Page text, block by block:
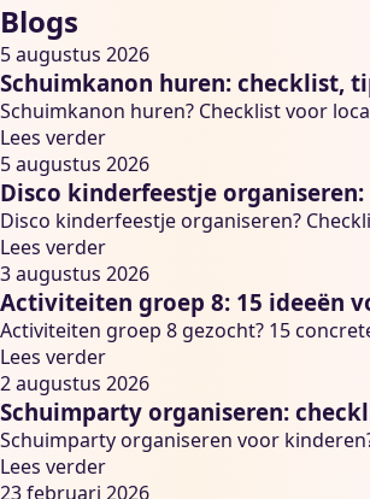
Blogs
5 augustus 2026
Schuimkanon huren: checklist,
Schuimkanon huren? Checklist voor
Lees verder
5 augustus 2026
Disco kinderfeestje
Disco kinderfeestje organiseren?
Lees verder
3 augustus 2026
Activiteiten groep 8: 15 ideeën
Activiteiten groep 8 gezocht? 15
Lees verder
2 augustus 2026
Schuimparty organiseren:
Schuimparty organiseren voor
Lees verder
23 februari 2026